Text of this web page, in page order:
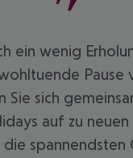
ein wenig
Pause
Sie sich
auf zu
die spannendsten